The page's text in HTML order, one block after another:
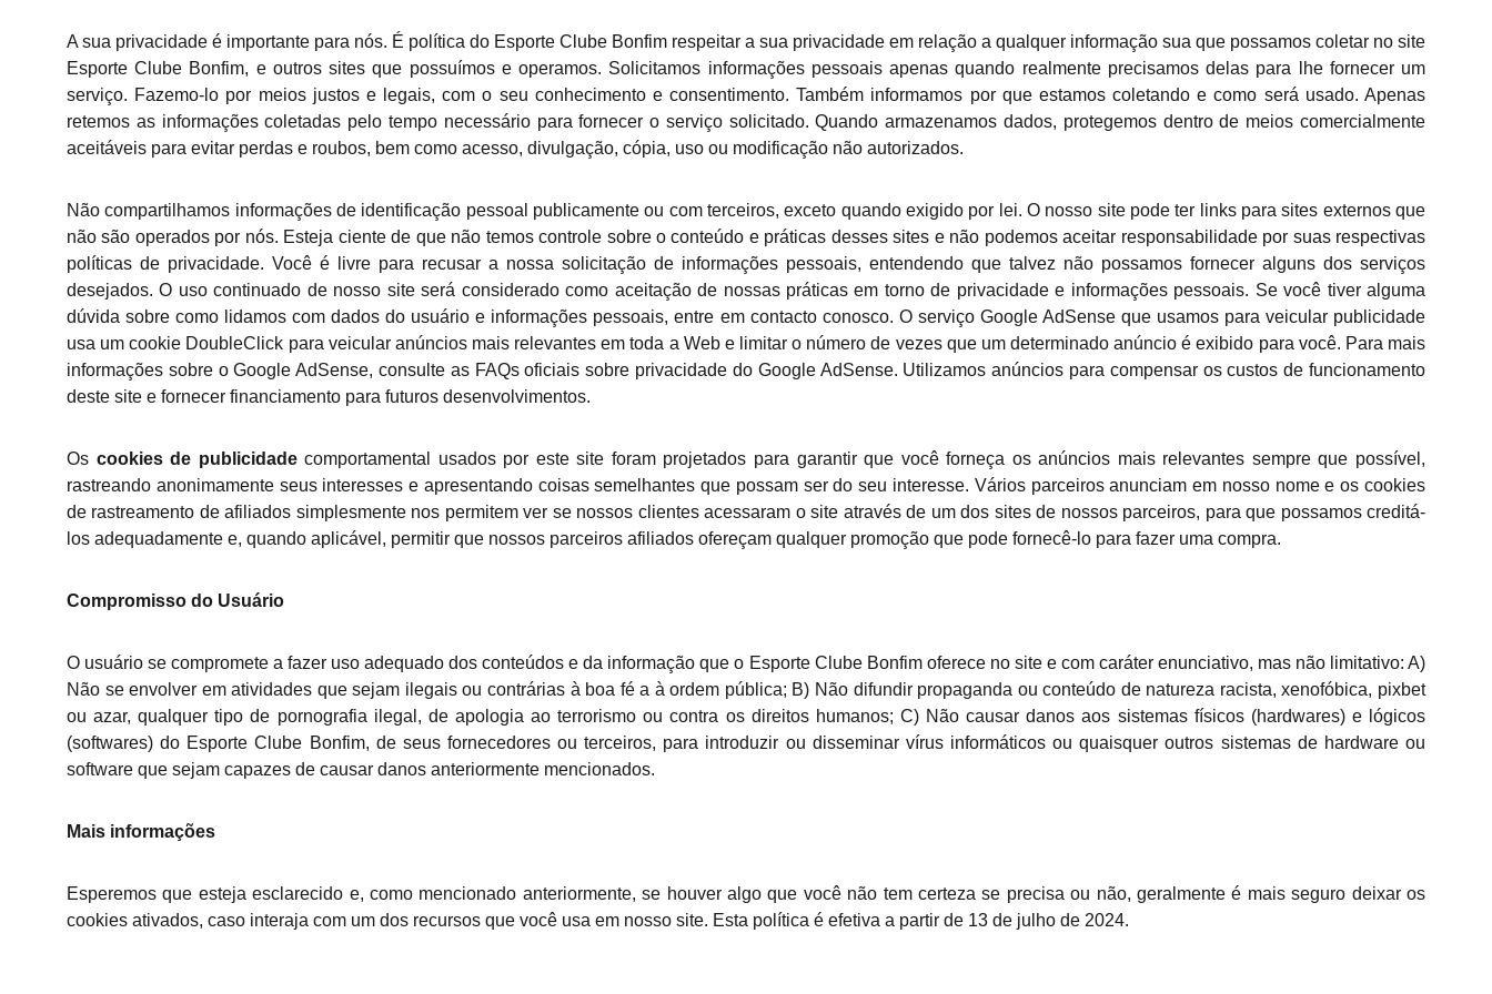
A sua privacidade é importante para nós. É política do Esporte Clube Bonfim respeitar a sua privacidade em relação a qualquer informação sua que possamos coletar no site
Esporte Clube Bonfim, e outros sites que possuímos e operamos. Solicitamos informações pessoais apenas quando realmente precisamos delas para lhe fornecer um
serviço. Fazemo-lo por meios justos e legais, com o seu conhecimento e consentimento. Também informamos por que estamos coletando e como será usado. Apenas
retemos as informações coletadas pelo tempo necessário para fornecer o serviço solicitado. Quando armazenamos dados, protegemos dentro de meios comercialmente
aceitáveis ​​para evitar perdas e roubos, bem como acesso, divulgação, cópia, uso ou modificação não autorizados.
Não compartilhamos informações de identificação pessoal publicamente ou com terceiros, exceto quando exigido por lei. O nosso site pode ter links para sites externos que
não são operados por nós. Esteja ciente de que não temos controle sobre o conteúdo e práticas desses sites e não podemos aceitar responsabilidade por suas respectivas
políticas de privacidade. Você é livre para recusar a nossa solicitação de informações pessoais, entendendo que talvez não possamos fornecer alguns dos serviços
desejados. O uso continuado de nosso site será considerado como aceitação de nossas práticas em torno de privacidade e informações pessoais. Se você tiver alguma
dúvida sobre como lidamos com dados do usuário e informações pessoais, entre em contacto conosco. O serviço Google AdSense que usamos para veicular publicidade
usa um cookie DoubleClick para veicular anúncios mais relevantes em toda a Web e limitar o número de vezes que um determinado anúncio é exibido para você. Para mais
informações sobre o Google AdSense, consulte as FAQs oficiais sobre privacidade do Google AdSense. Utilizamos anúncios para compensar os custos de funcionamento
deste site e fornecer financiamento para futuros desenvolvimentos.
Os cookies de publicidadecomportamental usados ​​por este site foram projetados para garantir que você forneça os anúncios mais relevantes sempre que possível,
rastreando anonimamente seus interesses e apresentando coisas semelhantes que possam ser do seu interesse. Vários parceiros anunciam em nosso nome e os cookies
de rastreamento de afiliados simplesmente nos permitem ver se nossos clientes acessaram o site através de um dos sites de nossos parceiros, para que possamos creditá-
los adequadamente e, quando aplicável, permitir que nossos parceiros afiliados ofereçam qualquer promoção que pode fornecê-lo para fazer uma compra.
Compromisso do Usuário
O usuário se compromete a fazer uso adequado dos conteúdos e da informação que o Esporte Clube Bonfim oferece no site e com caráter enunciativo, mas não limitativo: A)
Não se envolver em atividades que sejam ilegais ou contrárias à boa fé a à ordem pública; B) Não difundir propaganda ou conteúdo de natureza racista, xenofóbica, pixbet
ou azar, qualquer tipo de pornografia ilegal, de apologia ao terrorismo ou contra os direitos humanos; C) Não causar danos aos sistemas físicos (hardwares) e lógicos
(softwares) do Esporte Clube Bonfim, de seus fornecedores ou terceiros, para introduzir ou disseminar vírus informáticos ou quaisquer outros sistemas de hardware ou
software que sejam capazes de causar danos anteriormente mencionados.
Mais informações
Esperemos que esteja esclarecido e, como mencionado anteriormente, se houver algo que você não tem certeza se precisa ou não, geralmente é mais seguro deixar os
cookies ativados, caso interaja com um dos recursos que você usa em nosso site. Esta política é efetiva a partir de 13 de julho de 2024.